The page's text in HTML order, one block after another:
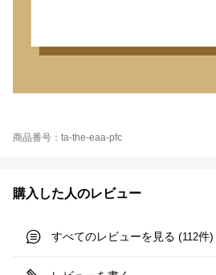
商品番号：ta-the-eaa-pfc
購入した人のレビュー
すべてのレビューを見る (112件)